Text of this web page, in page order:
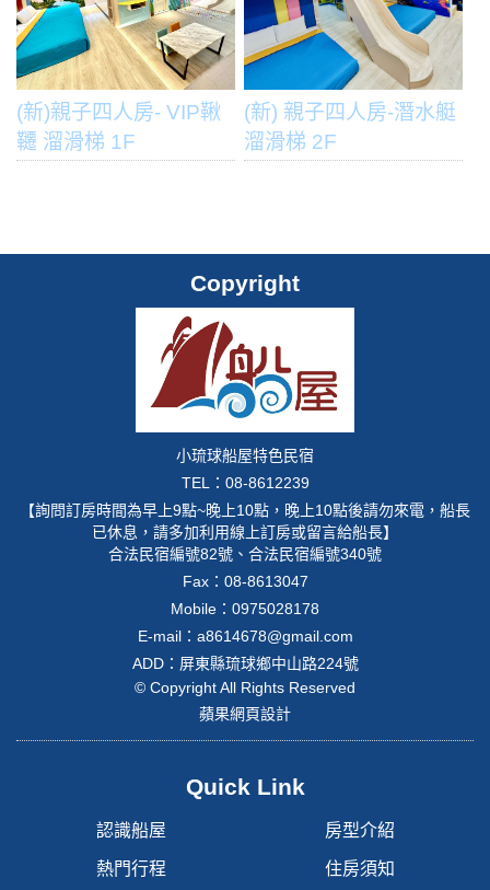
(新)親子四人房- VIP鞦
韆 溜滑梯 1F
(新) 親子四人房-潛水艇
溜滑梯 2F
Copyright
小琉球船屋特色民宿
TEL：08-8612239
【詢問訂房時間為早上9點~晚上10點，晚上10點後請勿來電，船長
已休息，請多加利用線上訂房或留言給船長】
合法民宿編號82號、合法民宿編號340號
Fax：08-8613047
Mobile： 0975028178
E-mail： a8614678@gmail.com
ADD：屏東縣琉球鄉中山路224號
© Copyright All Rights Reserved
蘋果網頁設計
Quick Link
認識船屋 房型介紹
熱門行程 住房須知